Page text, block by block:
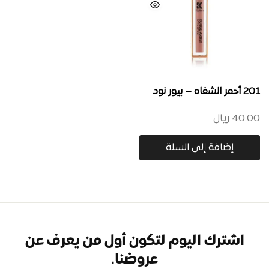
201 أحمر الشفاه – بيور نود
40.00 ريال
إضافة إلى السلة
اشترك اليوم لتكون أول من يعرف عن
عروضنا.